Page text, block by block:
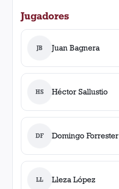
Jugadores
JB Juan Bagnera
HS Héctor Sallustio
DF Domingo Forrester
LL Lleza López